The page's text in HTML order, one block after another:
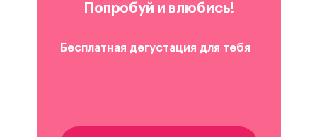
Попробуй и влюбись!
Бесплатная дегустация для тебя